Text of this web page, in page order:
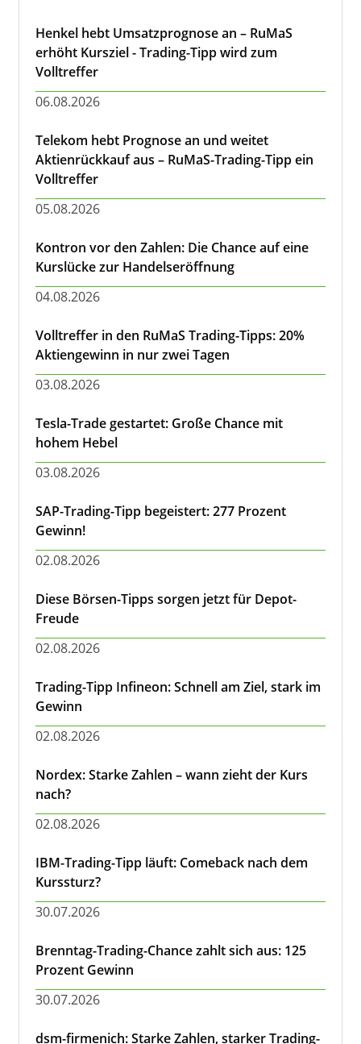
Henkel hebt Umsatzprognose an – RuMaS
erhöht Kursziel - Trading-Tipp wird zum
Volltreffer
06.08.2026
Telekom hebt Prognose an und weitet
Aktienrückkauf aus – RuMaS-Trading-Tipp ein
Volltreffer
05.08.2026
Kontron vor den Zahlen: Die Chance auf eine
Kurslücke zur Handelseröffnung
04.08.2026
Volltreffer in den RuMaS Trading-Tipps: 20%
Aktiengewinn in nur zwei Tagen
03.08.2026
Tesla-Trade gestartet: Große Chance mit
hohem Hebel
03.08.2026
SAP-Trading-Tipp begeistert: 277 Prozent
Gewinn!
02.08.2026
Diese Börsen-Tipps sorgen jetzt für Depot-
Freude
02.08.2026
Trading-Tipp Infineon: Schnell am Ziel, stark im
Gewinn
02.08.2026
Nordex: Starke Zahlen – wann zieht der Kurs
nach?
02.08.2026
IBM-Trading-Tipp läuft: Comeback nach dem
Kurssturz?
30.07.2026
Brenntag-Trading-Chance zahlt sich aus: 125
Prozent Gewinn
30.07.2026
dsm-firmenich: Starke Zahlen, starker Trading-